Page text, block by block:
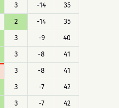
3 -14
35
2 -14
35
3 -9
40
3 -8
41
3 -8
41
3 -7
42
3 -7
42